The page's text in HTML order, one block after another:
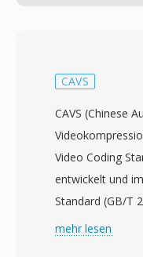
CAVS
CAVS (Chinese
Video Coding
entwickelt und
Standard (GB/T
Das Projekt
mehr lesen